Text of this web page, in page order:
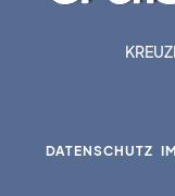
DATENSCHUTZ